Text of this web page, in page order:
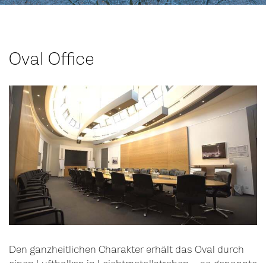
Oval Office
Den ganzheitlichen Charakter erhält das Oval durch